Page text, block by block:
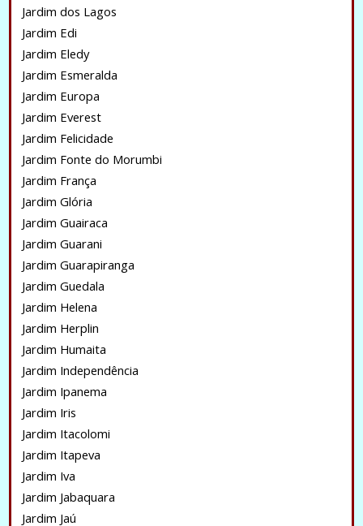
Jardim dos Lagos
Jardim Edi
Jardim Eledy
Jardim Esmeralda
Jardim Europa
Jardim Everest
Jardim Felicidade
Jardim Fonte do Morumbi
Jardim França
Jardim Glória
Jardim Guairaca
Jardim Guarani
Jardim Guarapiranga
Jardim Guedala
Jardim Helena
Jardim Herplin
Jardim Humaita
Jardim Independência
Jardim Ipanema
Jardim Iris
Jardim Itacolomi
Jardim Itapeva
Jardim Iva
Jardim Jabaquara
Jardim Jaú